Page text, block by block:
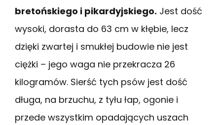
bretońskiego i pikardyjskiego. Jest dość
wysoki, dorasta do 63 cm w kłębie, lecz
dzięki zwartej i smukłej budowie nie jest
ciężki – jego waga nie przekracza 26
kilogramów. Sierść tych psów jest dość
długa, na brzuchu, z tyłu łap, ogonie i
przede wszystkim opadających uszach